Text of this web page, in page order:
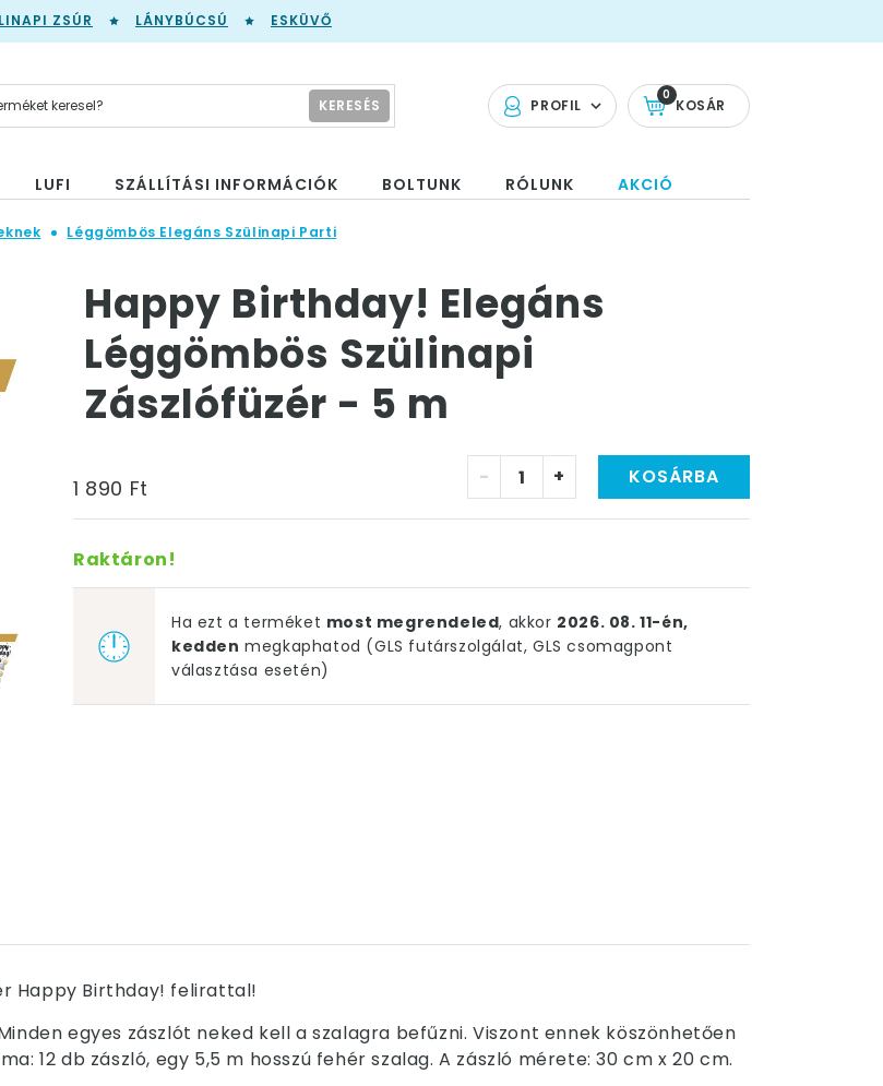
ZSÚR LÁNYBÚCSÚ ESKÜVŐ
PROFIL KOSÁR
0
KERESÉS
LUFI SZÁLLÍTÁSI INFORMÁCIÓK BOLTUNK RÓLUNK AKCIÓ
Léggömbös Elegáns Szülinapi Parti
Happy Birthday! Elegáns
Léggömbös Szülinapi
Zászlófüzér - 5 m
1 890 Ft - + KOSÁRBA
Raktáron!
Ha ezt a terméket most megrendeled, akkor 2026. 08. 11-én,
kedden megkaphatod (GLS futárszolgálat, GLS csomagpont
választása esetén)
Happy Birthday! felirattal!
egyes zászlót neked kell a szalagra befűzni. Viszont ennek köszönhetően
12 db zászló, egy 5,5 m hosszú fehér szalag. A zászló mérete: 30 cm x 20 cm.